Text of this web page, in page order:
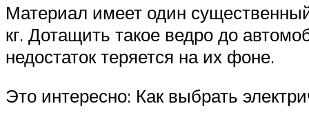
Материал имеет один
кг. Дотащить такое ведро до
недостаток теряется на их фоне.
Это интересно: Как выбрать